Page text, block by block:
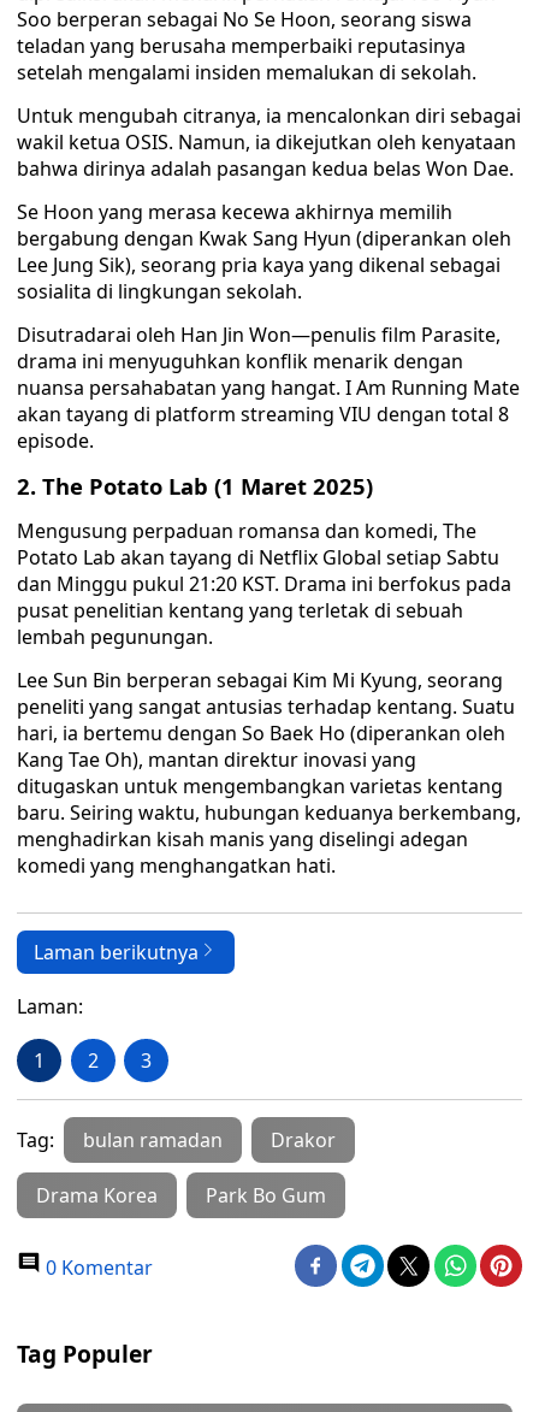
Soo berperan sebagai No Se Hoon, seorang siswa
teladan yang berusaha memperbaiki reputasinya
setelah mengalami insiden memalukan di sekolah.
Untuk mengubah citranya, ia mencalonkan diri sebagai
wakil ketua OSIS. Namun, ia dikejutkan oleh kenyataan
bahwa dirinya adalah pasangan kedua belas Won Dae.
Se Hoon yang merasa kecewa akhirnya memilih
bergabung dengan Kwak Sang Hyun (diperankan oleh
Lee Jung Sik), seorang pria kaya yang dikenal sebagai
sosialita di lingkungan sekolah.
Disutradarai oleh Han Jin Won—penulis film Parasite,
drama ini menyuguhkan konflik menarik dengan
nuansa persahabatan yang hangat. I Am Running Mate
akan tayang di platform streaming VIU dengan total 8
episode.
2. The Potato Lab (1 Maret 2025)
Mengusung perpaduan romansa dan komedi, The
Potato Lab akan tayang di Netflix Global setiap Sabtu
dan Minggu pukul 21:20 KST. Drama ini berfokus pada
pusat penelitian kentang yang terletak di sebuah
lembah pegunungan.
Lee Sun Bin berperan sebagai Kim Mi Kyung, seorang
peneliti yang sangat antusias terhadap kentang. Suatu
hari, ia bertemu dengan So Baek Ho (diperankan oleh
Kang Tae Oh), mantan direktur inovasi yang
ditugaskan untuk mengembangkan varietas kentang
baru. Seiring waktu, hubungan keduanya berkembang,
menghadirkan kisah manis yang diselingi adegan
komedi yang menghangatkan hati.
Laman berikutnya
Laman:
1 2 3
Tag: bulan ramadan Drakor
Drama Korea Park Bo Gum
0 Komentar
Tag Populer